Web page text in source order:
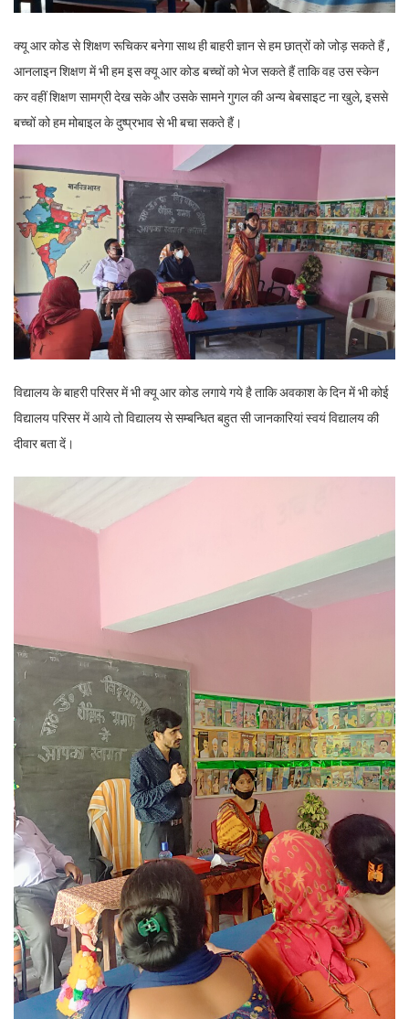
क्यू आर कोड से शिक्षण रूचिकर बनेगा साथ ही बाहरी ज्ञान से हम छात्रों को जोड़ सकते हैं ,
आनलाइन शिक्षण में भी हम इस क्यू आर कोड बच्चों को भेज सकते हैं ताकि वह उस स्केन
कर वहीं शिक्षण सामग्री देख सके और उसके सामने गुगल की अन्य बेबसाइट ना खुले, इससे
बच्चों को हम मोबाइल के दुष्प्रभाव से भी बचा सकते हैं।
विद्यालय के बाहरी परिसर में भी क्यू आर कोड लगाये गये है ताकि अवकाश के दिन में भी कोई
विद्यालय परिसर में आये तो विद्यालय से सम्बन्धित बहुत सी जानकारियां स्वयं विद्यालय की
दीवार बता दें।